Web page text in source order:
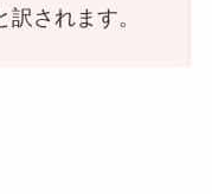
されます。